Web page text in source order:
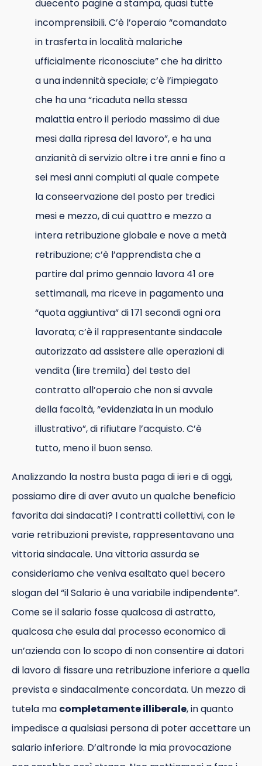
duecento pagine a stampa, quasi tutte
incomprensibili. C’è l’operaio “comandato
in trasferta in località malariche
ufficialmente riconosciute” che ha diritto
a una indennità speciale; c’è l’impiegato
che ha una “ricaduta nella stessa
malattia entro il periodo massimo di due
mesi dalla ripresa del lavoro”, e ha una
anzianità di servizio oltre i tre anni e fino a
sei mesi anni compiuti al quale compete
la conseervazione del posto per tredici
mesi e mezzo, di cui quattro e mezzo a
intera retribuzione globale e nove a metà
retribuzione; c’è l’apprendista che a
partire dal primo gennaio lavora 41 ore
settimanali, ma riceve in pagamento una
“quota aggiuntiva” di 171 secondi ogni ora
lavorata; c’è il rappresentante sindacale
autorizzato ad assistere alle operazioni di
vendita (lire tremila) del testo del
contratto all’operaio che non si avvale
della facoltà, “evidenziata in un modulo
illustrativo”, di rifiutare l’acquisto. C’è
tutto, meno il buon senso.
Analizzando la nostra busta paga di ieri e di oggi,
possiamo dire di aver avuto un qualche beneficio
favorita dai sindacati? I contratti collettivi, con le
varie retribuzioni previste, rappresentavano una
vittoria sindacale. Una vittoria assurda se
consideriamo che veniva esaltato quel becero
slogan del “il Salario è una variabile indipendente”.
Come se il salario fosse qualcosa di astratto,
qualcosa che esula dal processo economico di
un’azienda con lo scopo di non consentire ai datori
di lavoro di fissare una retribuzione inferiore a quella
prevista e sindacalmente concordata. Un mezzo di
tutela ma completamente illiberale, in quanto
impedisce a qualsiasi persona di poter accettare un
salario inferiore. D’altronde la mia provocazione